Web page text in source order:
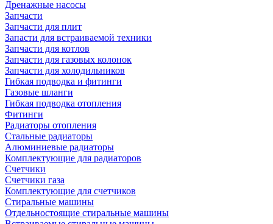
Дренажные насосы
Запчасти
Запчасти для плит
Запасти для встраиваемой техники
Запчасти для котлов
Запчасти для газовых колонок
Запчасти для холодильников
Гибкая подводка и фитинги
Газовые шланги
Гибкая подводка отопления
Фитинги
Радиаторы отопления
Стальные радиаторы
Алюминиевые радиаторы
Комплектующие для радиаторов
Счетчики
Счетчики газа
Комплектующие для счетчиков
Стиральные машины
Отдельностоящие стиральные машины